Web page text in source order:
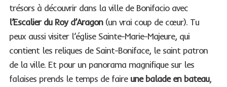
trésors à découvrir dans la ville de Bonifacio avec
l’Escalier du Roy d’Aragon(un vrai coup de cœur). Tu
peux aussi visiter l’église Sainte-Marie-Majeure, qui
contient les reliques de Saint-Boniface, le saint patron
de la ville. Et pour un panorama magnifique sur les
falaises prends le temps de faire une balade en bateau,
r
: